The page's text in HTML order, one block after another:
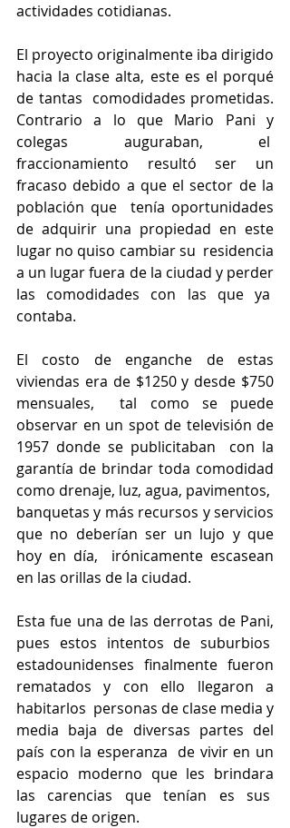
actividades cotidianas.
El proyecto originalmente iba dirigido
hacia la clase alta, este es el porqué
de tantas  comodidades prometidas.
Contrario a lo que Mario Pani y
colegas auguraban, el
fraccionamiento resultó ser un
fracaso debido a que el sector de la
población que  tenía oportunidades
de adquirir una propiedad en este
lugar no quiso cambiar su  residencia
a un lugar fuera de la ciudad y perder
las comodidades con las que ya
contaba.
El costo de enganche de estas
viviendas era de $1250 y desde $750
mensuales,  tal como se puede
observar en un spot de televisión de
1957 donde se publicitaban  con la
garantía de brindar toda comodidad
como drenaje, luz, agua, pavimentos,
banquetas y más recursos y servicios
que no deberían ser un lujo y que
hoy en día,  irónicamente escasean
en las orillas de la ciudad.
Esta fue una de las derrotas de Pani,
pues estos intentos de suburbios
estadounidenses finalmente fueron
rematados y con ello llegaron a
habitarlos  personas de clase media y
media baja de diversas partes del
país con la esperanza  de vivir en un
espacio moderno que les brindara
las carencias que tenían es sus
lugares de origen.